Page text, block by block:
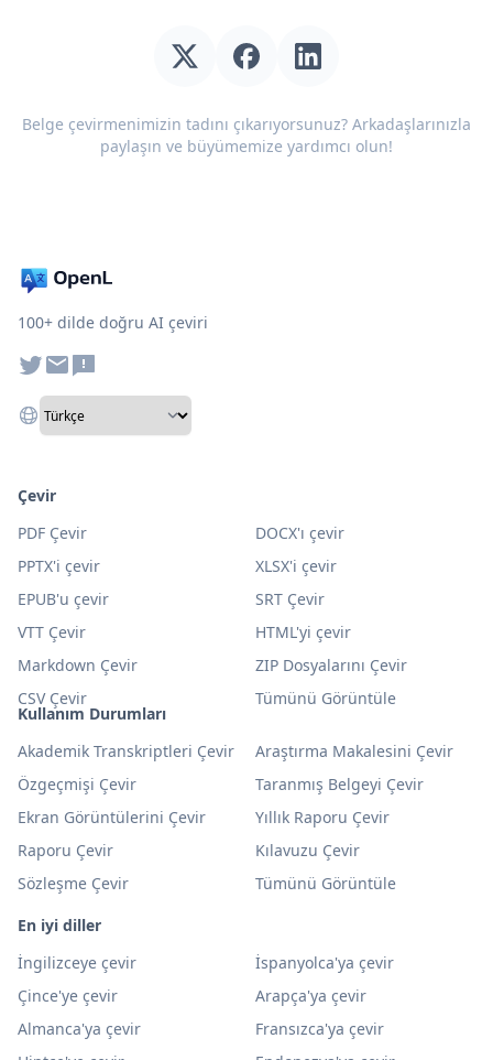
Belge çevirmenimizin tadını çıkarıyorsunuz? Arkadaşlarınızla
paylaşın ve büyümemize yardımcı olun!
100+ dilde doğru AI çeviri
Kullanım Durumları
Akademik Transkriptleri Çevir
Araştırma Makalesini Çevir
Özgeçmişi Çevir
Taranmış Belgeyi Çevir
Ekran Görüntülerini Çevir
Yıllık Raporu Çevir
Raporu Çevir
Kılavuzu Çevir
Sözleşme Çevir
Tümünü Görüntüle
En iyi diller
İngilizceye çevir
İspanyolca'ya çevir
Çince'ye çevir
Arapça'ya çevir
Almanca'ya çevir
Fransızca'ya çevir
Çevir
PDF Çevir
DOCX'ı çevir
PPTX'i çevir
XLSX'i çevir
EPUB'u çevir
SRT Çevir
VTT Çevir
HTML'yi çevir
Markdown Çevir
ZIP Dosyalarını Çevir
CSV Çevir
Tümünü Görüntüle